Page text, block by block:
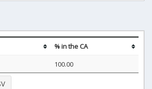
% in the CA
100.00